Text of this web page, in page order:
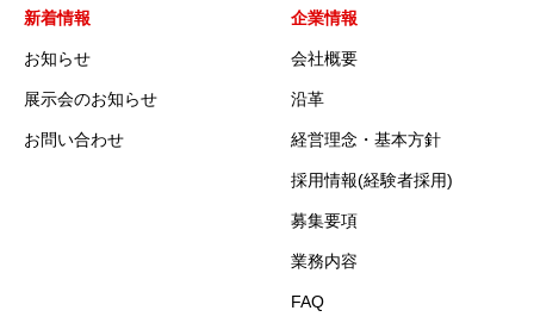
新着情報
お知らせ
展示会のお知らせ
お問い合わせ
企業情報
会社概要
沿革
経営理念・基本方針
採用情報(経験者採用)
募集要項
業務内容
FAQ